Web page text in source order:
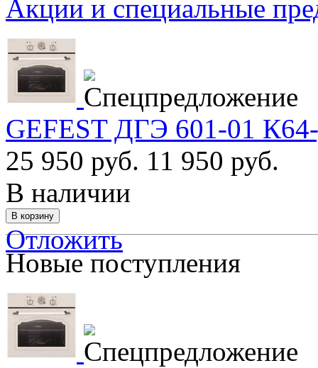
Акции и специальные
GEFEST ДГЭ 601-01
25 950 руб. 11 950 руб.
В наличии
Отложить
Новые поступления